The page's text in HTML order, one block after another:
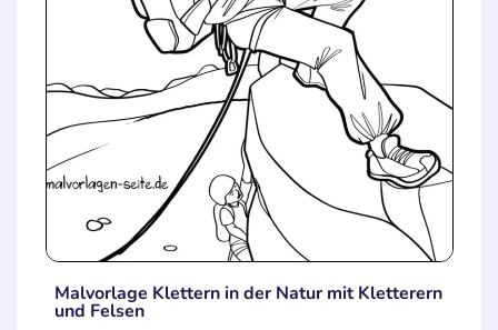
Malvorlage Klettern in der Natur mit Kletterern
und Felsen